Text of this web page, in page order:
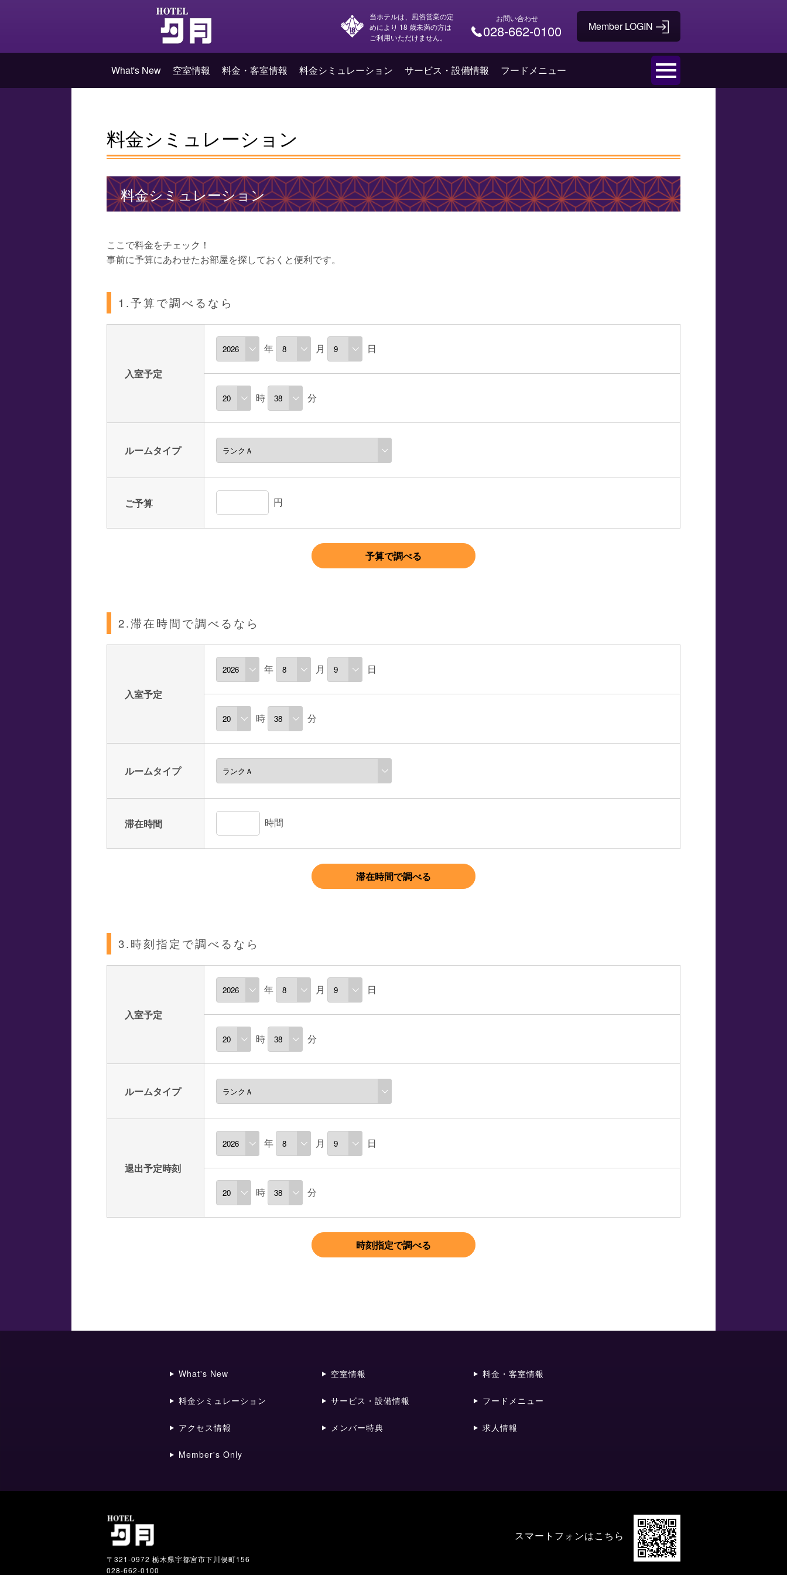
当ホテルは、風俗営業の定
めにより 18 歳未満の方は
ご利用いただけません。
お問い合わせ
028-662-0100
What's New 空室情報 料金・客室情報 料金シミュレーション サービス・設備情報 フードメニュー
料金シミュレーション
料金シミュレーション
ここで料金をチェック！
事前に予算にあわせたお部屋を探しておくと便利です。
1.予算で調べるなら
入室予定
年 月 日
時 分
ルームタイプ
ご予算 円
予算で調べる
2.滞在時間で調べるなら
入室予定
年 月 日
時 分
ルームタイプ
滞在時間 時間
滞在時間で調べる
3.時刻指定で調べるなら
入室予定
年 月 日
時 分
ルームタイプ
退出予定時刻
年 月 日
時 分
時刻指定で調べる
What's New 空室情報 料金・客室情報
料金シミュレーション サービス・設備情報 フードメニュー
アクセス情報 メンバー特典 求人情報
Member's Only
〒321-0972 栃木県宇都宮市下川俣町156
028-662-0100
スマートフォンはこちら